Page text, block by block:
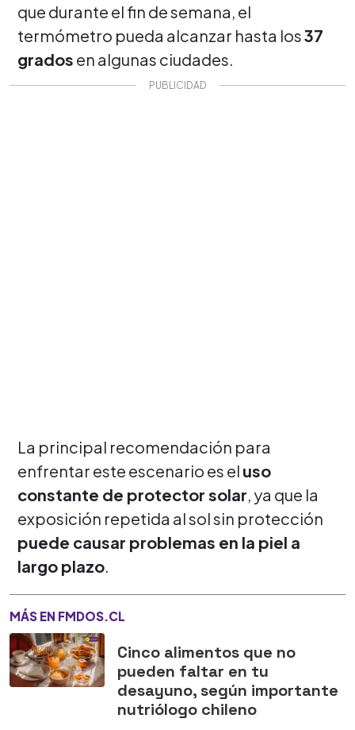
que durante el fin de semana, el
termómetro pueda alcanzar hasta los37
grados en algunas ciudades.
La principal recomendación para
enfrentar este escenario es el uso
constante de protector solar, ya que la
exposición repetida al sol sin protección
puede causar problemas en la piel a
largo plazo.
MÁS EN FMDOS.CL
Cinco alimentos que no
pueden faltar en tu
desayuno, según importante
nutriólogo chileno